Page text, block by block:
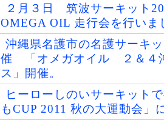
２月３日 筑波サーキッ
OMEGA OIL 走行会を行いま
沖縄県名護市の名護サーキ
催 「オメガオイル ２＆４
ス」開催。
ヒーローしのいサーキット
もCUP 2011 秋の大運動会」